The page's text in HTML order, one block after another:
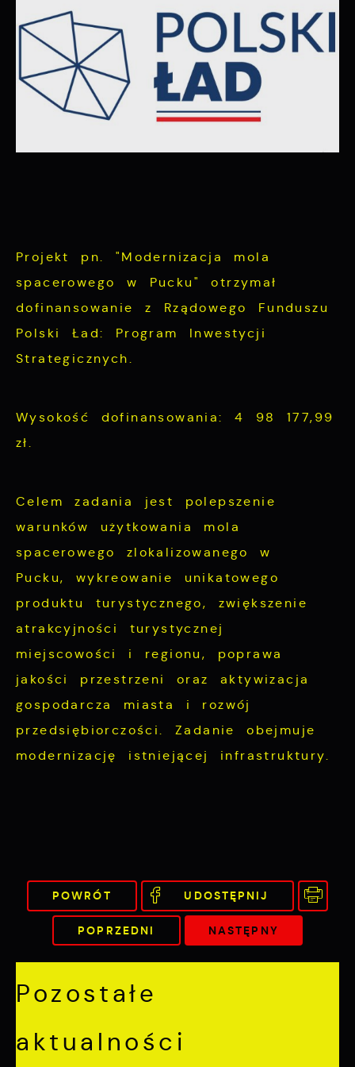
Projekt pn. "Modernizacja mola
spacerowego w Pucku" otrzymał
dofinansowanie z Rządowego Funduszu
Polski Ład: Program Inwestycji
Strategicznych.
Wysokość dofinansowania: 4 98 177,99
zł.
Celem zadania jest polepszenie
warunków użytkowania mola
spacerowego zlokalizowanego w
Pucku, wykreowanie unikatowego
produktu turystycznego, zwiększenie
atrakcyjności turystycznej
miejscowości i regionu, poprawa
jakości przestrzeni oraz aktywizacja
gospodarcza miasta i rozwój
przedsiębiorczości. Zadanie obejmuje
modernizację istniejącej infrastruktury.
POWRÓT UDOSTĘPNIJ
POPRZEDNI NASTĘPNY
Pozostałe
aktualności
funkcjonalności.
Twoich zwyczajów dotyczących przeglądanej
witryny internetowej. Treści promocyjne
mogą pojawić się na stronach podmiotów
trzecich lub firm będących naszymi
partnerami oraz innych dostawców usług.
Firmy te działają w charakterze